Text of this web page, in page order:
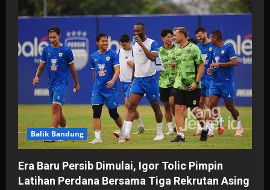
Balik Bandung
Era Baru Persib Dimulai, Igor Tolic Pimpin
Latihan Perdana Bersama Tiga Rekrutan Asing